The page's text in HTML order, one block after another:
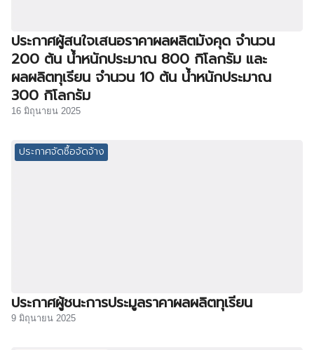
ประกาศผู้สนใจเสนอราคาผลผลิตมังคุด จำนวน
200 ต้น น้ำหนักประมาณ 800 กิโลกรัม และ
ผลผลิตทุเรียน จำนวน 10 ต้น น้ำหนักประมาณ
300 กิโลกรัม
16 มิถุนายน 2025
ประกาศจัดซื้อจัดจ้าง
ประกาศผู้ชนะการประมูลราคาผลผลิตทุเรียน
9 มิถุนายน 2025